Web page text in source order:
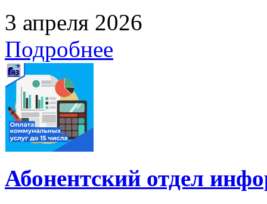
3 апреля 2026
Подробнее
Абонентский отдел